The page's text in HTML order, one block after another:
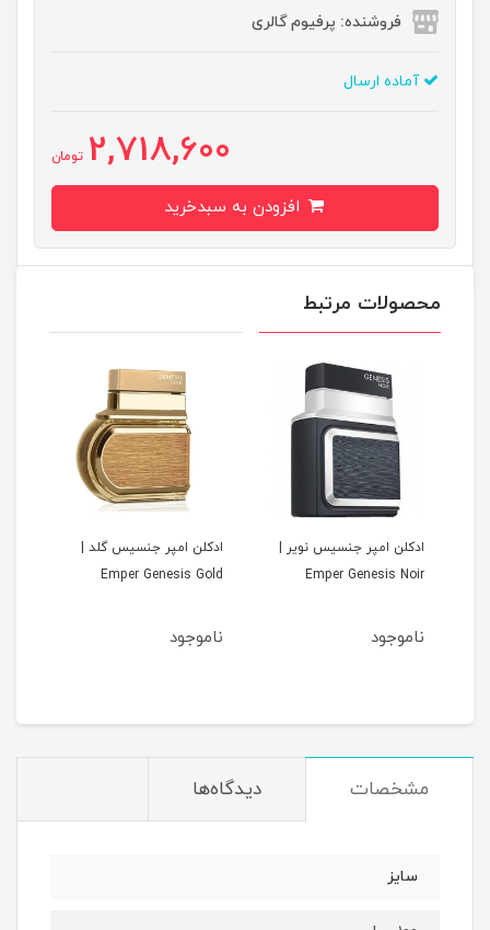
فروشنده: پرفیوم گالری
آماده ارسال
2,718,600 تومان
محصولات مرتبط
ادکلن امپر جنسیس نویر |
Emper Genesis Noir
ناموجود
ادکلن امپر جنسیس گلد |
Emper Genesis Gold
ناموجود
مشخصات دیدگاه‌ها
سایز